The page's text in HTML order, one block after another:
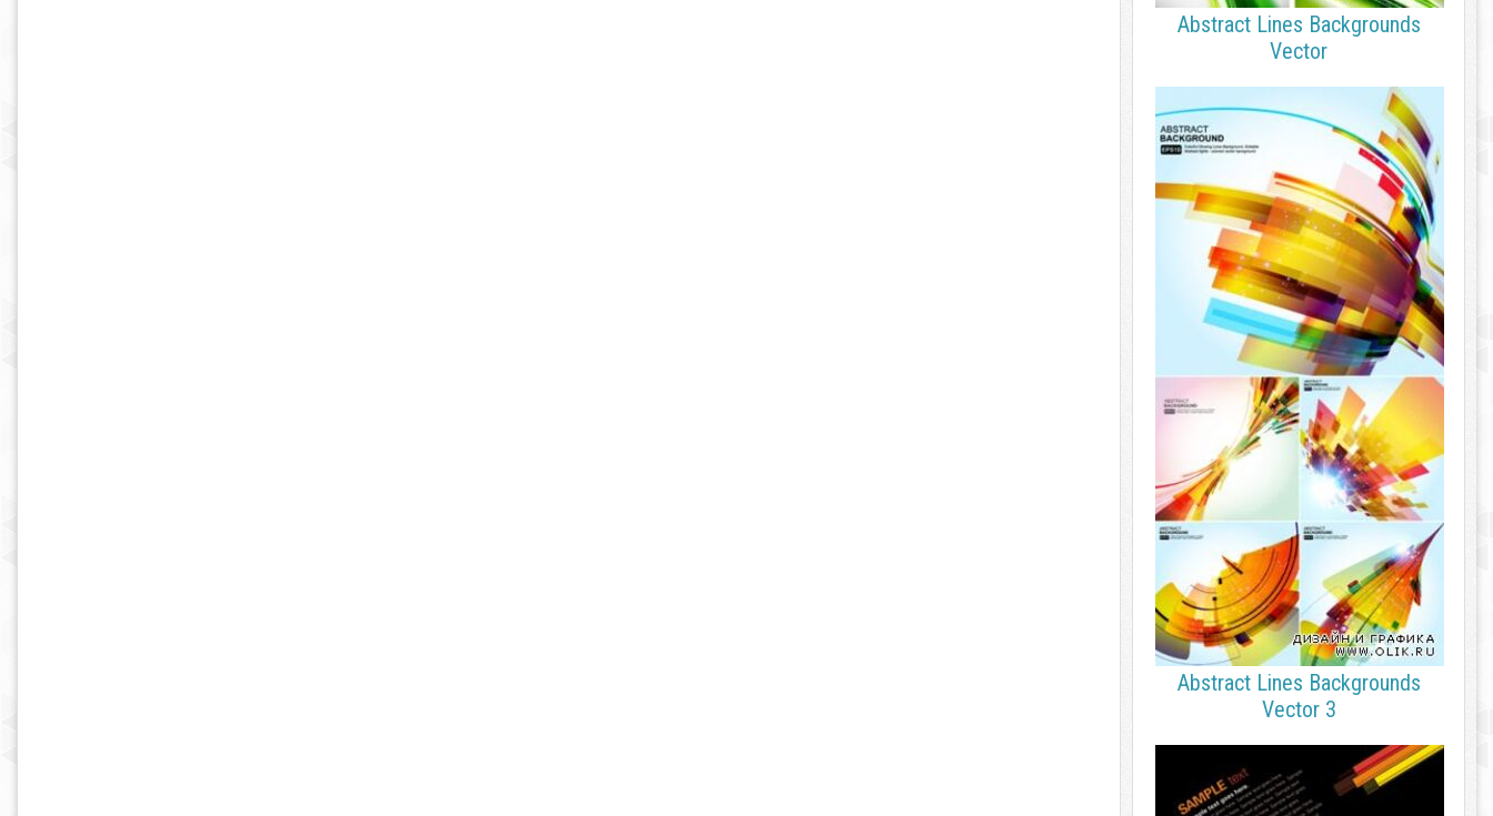
Abstract Lines Backgrounds
Vector
Abstract Lines Backgrounds
Vector 3